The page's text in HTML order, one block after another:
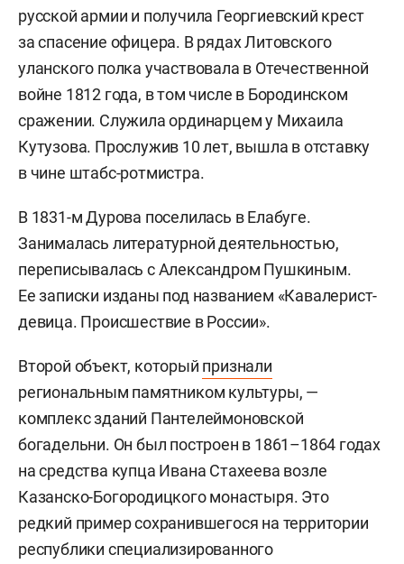
русской армии и получила Георгиевский крест
за спасение офицера. В рядах Литовского
уланского полка участвовала в Отечественной
войне 1812 года, в том числе в Бородинском
сражении. Служила ординарцем у Михаила
Кутузова. Прослужив 10 лет, вышла в отставку
в чине штабс-ротмистра.
В 1831-м Дурова поселилась в Елабуге.
Занималась литературной деятельностью,
переписывалась с Александром Пушкиным.
Ее записки изданы под названием «Кавалерист-
девица. Происшествие в России».
Второй объект, который признали
региональным памятником культуры, —
комплекс зданий Пантелеймоновской
богадельни. Он был построен в 1861–1864 годах
на средства купца Ивана Стахеева возле
Казанско-Богородицкого монастыря. Это
редкий пример сохранившегося на территории
республики специализированного